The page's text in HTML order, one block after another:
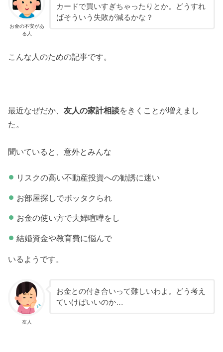
お金の不安があ
る人
カードで買いすぎちゃったりとか。どうすれ
ばそういう失敗が減るかな？
こんな人のための記事です。
最近なぜだか、友人の家計相談をきくことが増えまし
た。
聞いていると、意外とみんな
リスクの高い不動産投資への勧誘に迷い
お部屋探しでボッタクられ
お金の使い方で夫婦喧嘩をし
結婚資金や教育費に悩んで
いるようです。
友人
お金との付き合いって難しいわよ。どう考え
ていけばいいのか…